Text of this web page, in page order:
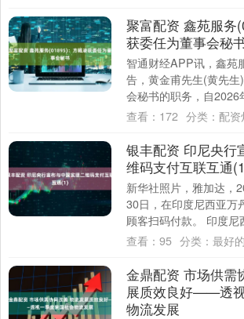
聚富配资 鑫苑服务
获委任为董事会秘
智通财经APP讯，鑫苑
告，黄金甫先生(黄先
会秘书的职务，自2026
方曦凌先生(方先生)已
查看： 172 分类： 配资
银丰配资 印尼央行
维码支付互联互通
新华社照片，雅加达，
30日，在印度尼西亚万
顾客扫码付款。 印度尼
行）4月30日宣布，印
查看： 95 分类： 最好
金鼎配资 市场供需
展质效良好——透
物流发展